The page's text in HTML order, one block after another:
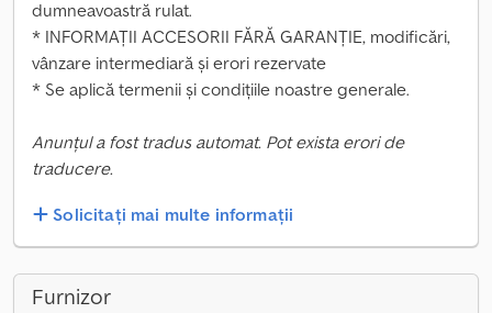
dumneavoastră rulat.
* INFORMAȚII ACCESORII FĂRĂ GARANȚIE, modificări,
vânzare intermediară și erori rezervate
* Se aplică termenii și condițiile noastre generale.
Anunțul a fost tradus automat. Pot exista erori de
traducere.
Solicitați mai multe informații
Furnizor